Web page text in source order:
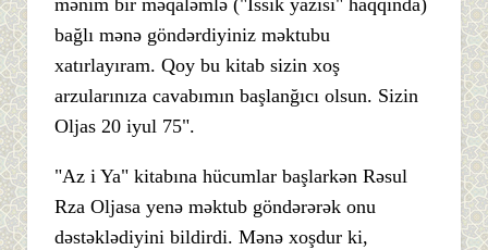
mənim bir məqaləmlə ("İssık yazısı" haqqında)
bağlı mənə göndərdiyiniz məktubu
xatırlayıram. Qoy bu kitab sizin xoş
arzularınıza cavabımın başlanğıcı olsun. Sizin
Oljas 20 iyul 75".
"Az i Ya" kitabına hücumlar başlarkən Rəsul
Rza Oljasa yenə məktub göndərərək onu
dəstəklədiyini bildirdi. Mənə xoşdur ki,